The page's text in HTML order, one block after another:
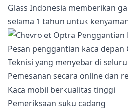
Glass Indonesia memberikan
selama 1 tahun untuk
Pesan penggantian kaca
Teknisi yang menyebar di
Pemesanan secara online dan
Kaca mobil berkualitas tinggi
Pemeriksaan suku cadang